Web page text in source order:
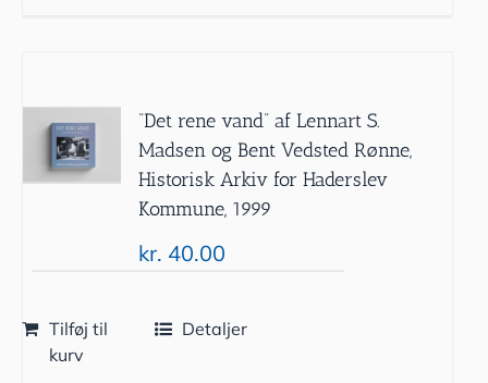
”Det rene vand” af Lennart S.
Madsen og Bent Vedsted Rønne,
Historisk Arkiv for Haderslev
Kommune, 1999
kr. 40.00
Tilføj til
kurv
Detaljer